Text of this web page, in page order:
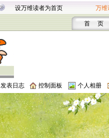
设万维读者为首页 万维
首 页
发表日志 控制面板 个人相册